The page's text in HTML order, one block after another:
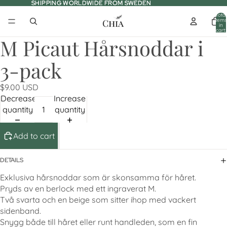
SHIPPING WORLDWIDE FROM SWEDEN
SHIPPING WORLDWIDE FROM SWEDEN
Total
items
in
cart:
M Picaut Hårsnoddar i
3-pack
$9.00 USD
Decrease
quantity
Increase
quantity
Add to cart
DETAILS
Exklusiva hårsnoddar som är skonsamma för håret.
Pryds av en berlock med ett ingraverat M.
Två svarta och en beige som sitter ihop med vackert
sidenband.
Snygg både till håret eller runt handleden, som en fin